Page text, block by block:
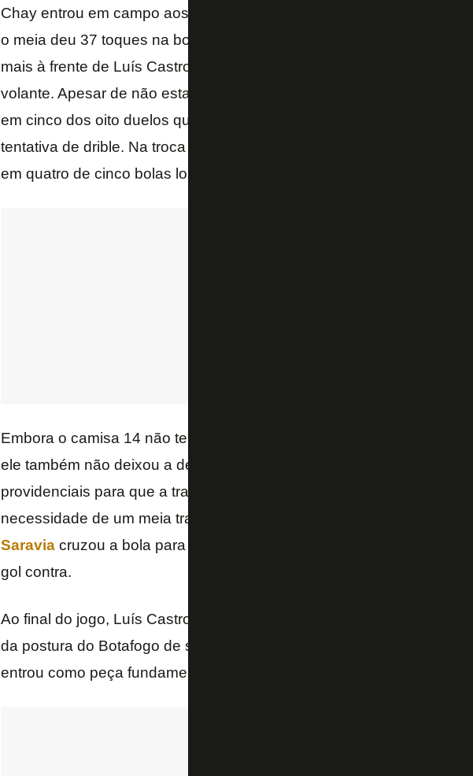
Chay entrou em campo aos 12 minutos da segunda etapa. No
o meia deu 37 toques na bola e criou oportunidades para o setor
mais à frente de Luís Castro, ele surgiu como responsável pelo setor
volante. Apesar de não estar acostumado a fazer a função, o jogador
em cinco dos oito duelos que participou. Além disso, fez um corte e
tentativa de drible. Na troca de passes, teve 92% de aproveitamento
em quatro de cinco bolas longas. Os dados são do site “SofaScore”.
Embora o camisa 14 não tenha aparecido tanto na área adversária,
ele também não deixou a desejar na criação. Os lançamentos de
providenciais para que a transição do Botafogo finalmente
necessidade de um meia tradicional. Foi, inclusive, de uma bola
Saraviacruzou a bola para os pés de Wanderson que, sob pressão
gol contra.
Ao final do jogo, Luís Castro explicou a mudança de posição como
da postura do Botafogo de se arriscar para buscar o empate. Neste
entrou como peça fundamental.